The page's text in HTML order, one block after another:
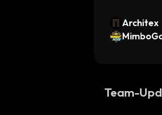
Architex
Team-